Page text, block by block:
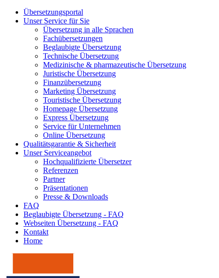
Übersetzungsportal
Unser Service für Sie
Übersetzung in alle Sprachen
Fachübersetzungen
Beglaubigte Übersetzung
Technische Übersetzung
Medizinische & pharmazeutische Übersetzung
Juristische Übersetzung
Finanzübersetzung
Marketing Übersetzung
Touristische Übersetzung
Homepage Übersetzung
Express Übersetzung
Service für Unternehmen
Online Übersetzung
Qualitätsgarantie & Sicherheit
Unser Serviceangebot
Hochqualifizierte Übersetzer
Referenzen
Partner
Präsentationen
Presse & Downloads
FAQ
Beglaubigte Übersetzung - FAQ
Webseiten Übersetzung - FAQ
Kontakt
Home